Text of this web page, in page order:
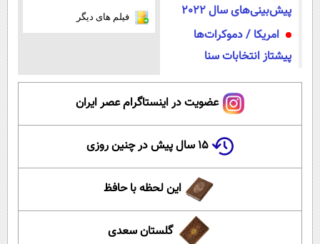
پیش‌بینی‌های سال 2022
امریکا / دموکرات‌ها
پیشتاز انتخابات سنا
فیلم های دیگر
عضویت در اینستاگرام عصر ایران
۱۵ سال پیش در چنین روزی
این لحظه با حافظ
گلستان سعدی